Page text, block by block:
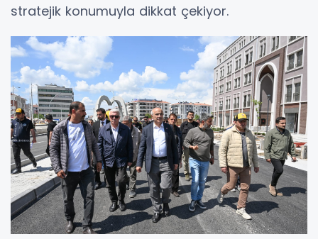
stratejik konumuyla dikkat çekiyor.